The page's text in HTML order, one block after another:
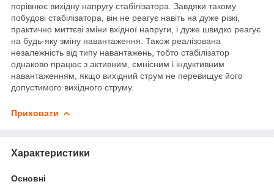
порівнює вихідну напругу стабілізатора. Завдяки такому
побудові стабілізатора, він не реагує навіть на дуже різкі,
практично миттєві зміни вхідної напруги, і дуже швидко реагує
на будь-яку зміну навантаження. Також реалізована
незалежність від типу навантажень, тобто стабілізатор
однаково працює з активним, ємнісним і індуктивним
навантаженням, якщо вихідний струм не перевищує його
допустимого вихідного струму.
Приховати
Характеристики
Основні